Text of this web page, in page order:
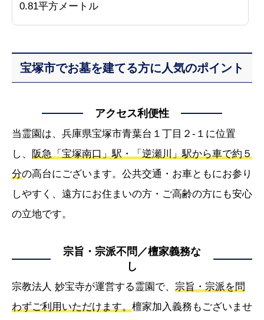
0.81平方メートル
宝塚市でお墓を建てる方に人気のポイント
アクセス利便性
当霊園は、兵庫県宝塚市青葉台１丁目２-１に位置
し、 阪急「宝塚南口」駅・「逆瀬川」駅から車で約５
分の高台にございます。公共交通・お車ともにお参り
しやすく、遠方にお住まいの方・ご高齢の方にも安心
の立地です。
宗旨・宗派不問／檀家義務な
し
宗教法人 妙宝寺が運営する霊園で、 宗旨・宗派を問
わずご利用いただけます。檀家加入義務もございませ